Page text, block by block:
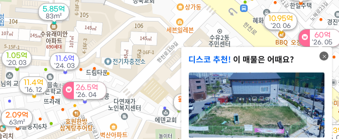
5.85억
83m²
60억
'26. 05
26.5억
'26. 04
월 85만
57m²
10.3
'25.
11.6억
'24. 03
2.09억
63m²
5.4억
'21. 02
6.3억
'21. 01
4.35억
'20. 07
10.95억
'20. 06
1.05억
'20. 03
11.4억
'16. 12
디스코 추천! 이 매물은 어때요?